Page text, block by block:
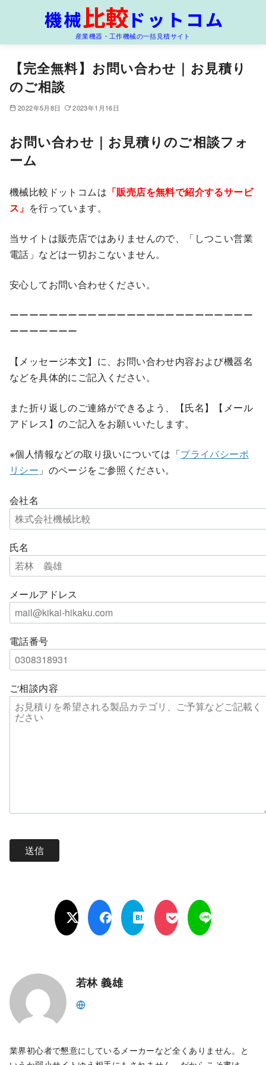
産業機器・工作機械の一括見積サイト
【完全無料】お問い合わせ｜お見積り
のご相談
2022年5月8日 2023年1月16日
お問い合わせ｜お見積りのご相談フォ
ーム
機械比較ドットコムは 「販売店を無料で紹介するサービ
ス」 を行っています。
当サイトは販売店ではありませんので、「しつこい営業
電話」などは一切おこないません。
安心してお問い合わせください。
ーーーーーーーーーーーーーーーーーーーーーーーーー
ーーーーーーー
【メッセージ本文】に、お問い合わせ内容および機器名
などを具体的にご記入ください。
また折り返しのご連絡ができるよう、【氏名】【メール
アドレス】のご記入をお願いいたします。
※個人情報などの取り扱いについては「プライバシーポ
リシー 」のページをご参照ください。
会社名
氏名
メールアドレス
電話番号
ご相談内容
若林 義雄
業界初心者で懇意にしているメーカーなど全くありません。と